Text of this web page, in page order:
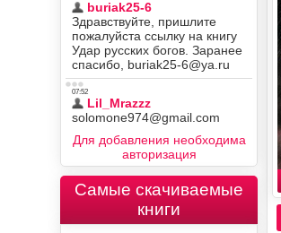
Для добавления необходима
авторизация
Самые скачиваемые
книги